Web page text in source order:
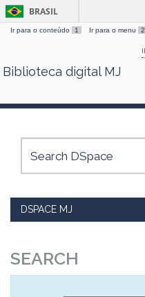
Skip
BRASIL
Ir para o conteúdo 1 Ir para o menu 2
Biblioteca digital MJ
DSPACE MJ
SEARCH